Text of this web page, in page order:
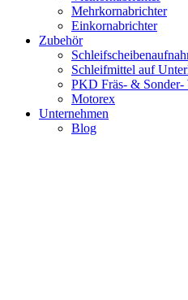
Mehrkornabrichter
Einkornabrichter
Zubehör
Schleifmittel auf
PKD Fräs- & Sonder-
Motorex
Unternehmen
Blog